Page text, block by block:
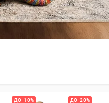
ДО -10% ДО -20%